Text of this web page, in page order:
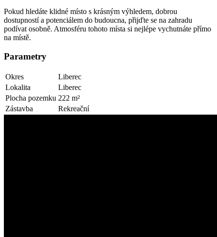
Pokud hledáte klidné místo s krásným výhledem, dobrou
dostupností a potenciálem do budoucna, přijďte se na zahradu
podívat osobně. Atmosféru tohoto místa si nejlépe vychutnáte přímo
na místě.
Parametry
Okres
Liberec
Lokalita
Liberec
Plocha pozemku 222 m²
Zástavba
Rekreační